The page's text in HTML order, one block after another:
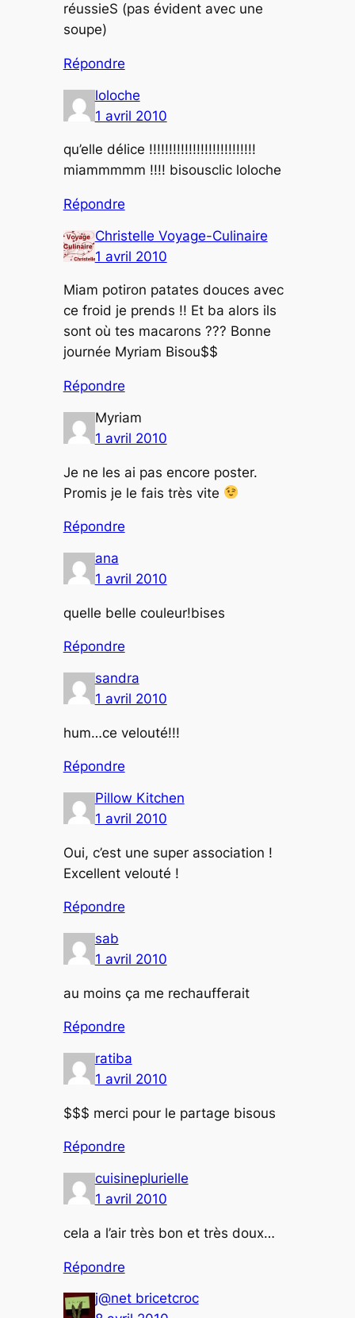
réussieS (pas évident avec une
soupe)
Répondre
loloche
1 avril 2010
qu’elle délice !!!!!!!!!!!!!!!!!!!!!!!!!!!
miammmmm !!!! bisousclic loloche
Répondre
Christelle Voyage-Culinaire
1 avril 2010
Miam potiron patates douces avec
ce froid je prends !! Et ba alors ils
sont où tes macarons ??? Bonne
journée Myriam Bisou$$
Répondre
Myriam
1 avril 2010
Je ne les ai pas encore poster.
Promis je le fais très vite
Répondre
ana
1 avril 2010
quelle belle couleur!bises
Répondre
sandra
1 avril 2010
hum…ce velouté!!!
Répondre
Pillow Kitchen
1 avril 2010
Oui, c’est une super association !
Excellent velouté !
Répondre
sab
1 avril 2010
au moins ça me rechaufferait
Répondre
ratiba
1 avril 2010
$$$ merci pour le partage bisous
Répondre
cuisineplurielle
1 avril 2010
cela a l’air très bon et très doux…
Répondre
j@net bricetcroc